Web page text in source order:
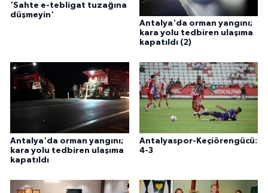
'Sahte e-tebligat tuzağına
düşmeyin'
Antalya'da orman yangını;
kara yolu tedbiren ulaşıma
kapatıldı (2)
Antalya'da orman yangını;
kara yolu tedbiren ulaşıma
kapatıldı
Antalyaspor-Keçiörengücü:
4-3